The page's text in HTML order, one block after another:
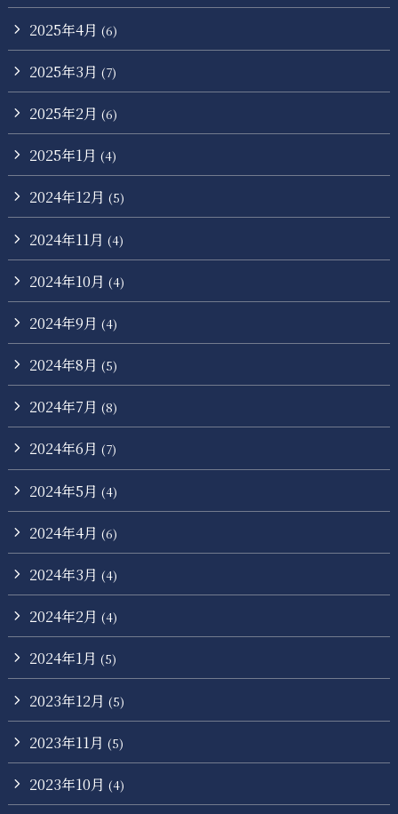
2025年4月 (6)
2025年3月 (7)
2025年2月 (6)
2025年1月 (4)
2024年12月 (5)
2024年11月 (4)
2024年10月 (4)
2024年9月 (4)
2024年8月 (5)
2024年7月 (8)
2024年6月 (7)
2024年5月 (4)
2024年4月 (6)
2024年3月 (4)
2024年2月 (4)
2024年1月 (5)
2023年12月 (5)
2023年11月 (5)
2023年10月 (4)